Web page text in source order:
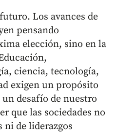
Los avances de
pensando
elección, sino en la
ciencia, tecnología,
exigen un propósito
desafío de nuestro
que las sociedades no
ni de liderazgos